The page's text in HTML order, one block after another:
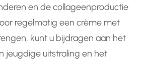
en de collageenproductie
regelmatig een crème met
kunt u bijdragen aan het
jeugdige uitstraling en het